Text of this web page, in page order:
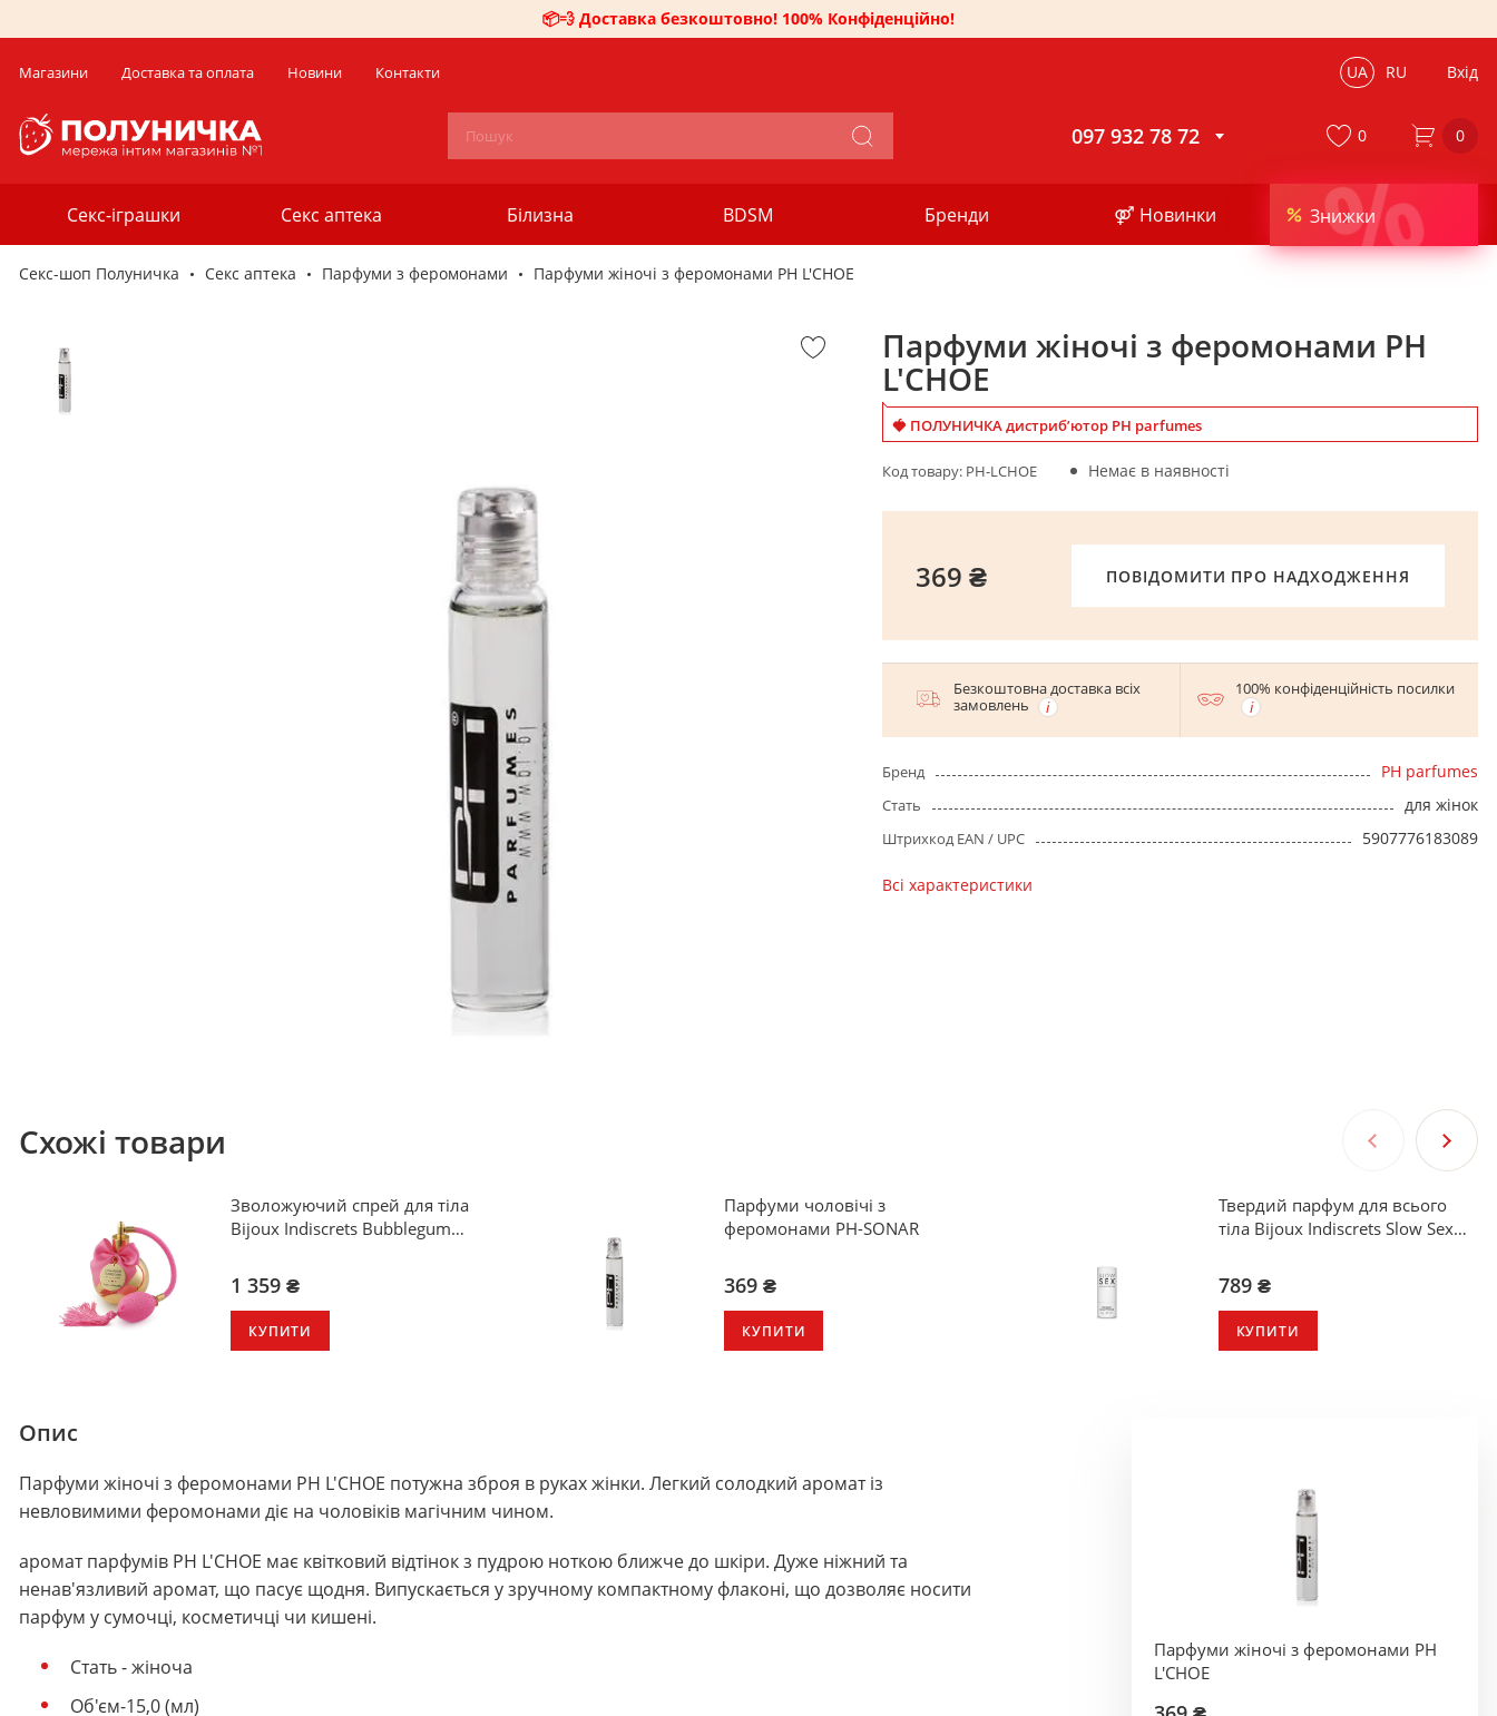
📦💨 Доставка безкоштовно! 100% Конфіденційно!
Магазини Доставка та оплата Новини Контакти UA RU Вхід
097 932 78 72 0
Секс-іграшки Секс аптека Білизна BDSM Бренди ⚤ Новинки %
Знижки
0
Секс-шоп Полуничка Секс аптека Парфуми з феромонами Парфуми жіночі з феромонами PH L'CHOE
Парфуми жіночі з феромонами PH
L'CHOE
🍓 ПОЛУНИЧКА дистриб’ютор PH parfumes
Код товару: PH-LCHOE Немає в наявності
ПОВІДОМИТИ ПРО НАДХОДЖЕННЯ
369 ₴
Безкоштовна доставка всіх
замовлень
100% конфіденційність посилки
Бренд PH parfumes
Стать для жінок
Штрихкод EAN / UPC 5907776183089
Всі характеристики
Схожі товари
Зволожуючий спрей для тіла
Bijoux Indiscrets Bubblegum
1 359 ₴
КУПИТИ
Парфуми чоловічі з
феромонами PH-SONAR
369 ₴
КУПИТИ
Твердий парфум для всього
тіла Bijoux Indiscrets Slow Sex
789 ₴
КУПИТИ
Опис
Парфуми жіночі з феромонами PH L'CHOE потужна зброя в руках жінки. Легкий солодкий аромат із
невловимими феромонами діє на чоловіків магічним чином.
аромат парфумів PH L'CHOE має квітковий відтінок з пудрою ноткою ближче до шкіри. Дуже ніжний та
ненав'язливий аромат, що пасує щодня. Випускається у зручному компактному флаконі, що дозволяє носити
парфум у сумочці, косметичці чи кишені.
Стать - жіноча
Об'єм-15,0 (мл)
Парфуми жіночі з феромонами PH
L'CHOE